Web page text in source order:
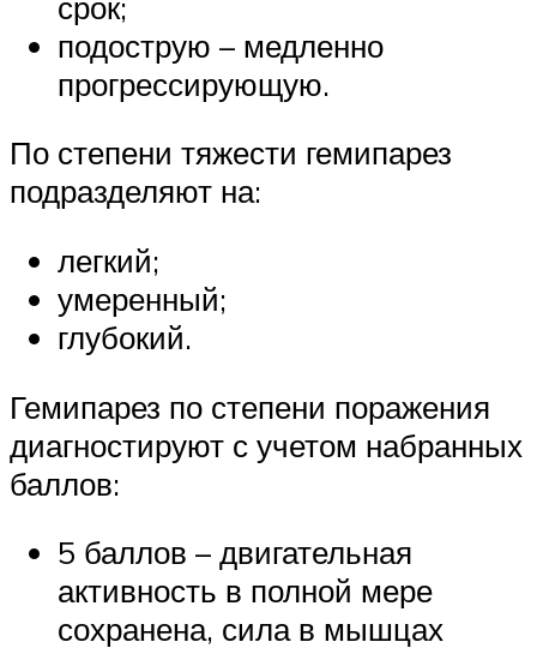
подострую – медленно
прогрессирующую.
По степени тяжести гемипарез
подразделяют на:
легкий;
умеренный;
глубокий.
Гемипарез по степени поражения
диагностируют с учетом набранных
баллов:
5 баллов – двигательная
активность в полной мере
сохранена, сила в мышцах